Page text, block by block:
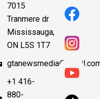
7015
Tranmere dr
Mississauga,
ON L5S 1T7
+1 416-
880-